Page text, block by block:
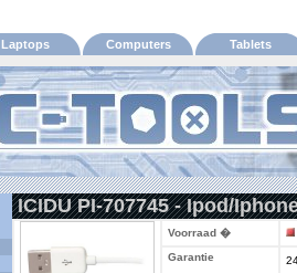
Laptops Computers Tablets
ICIDU PI-707745 - Ipod/
Voorraad �
Garantie